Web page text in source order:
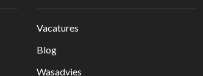
Vacatures
Blog
Wasadvies